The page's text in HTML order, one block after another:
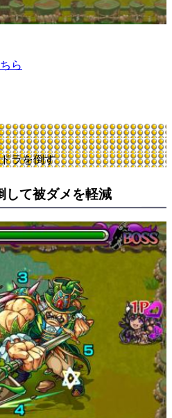
ら
ラを倒す
して被ダメを軽減